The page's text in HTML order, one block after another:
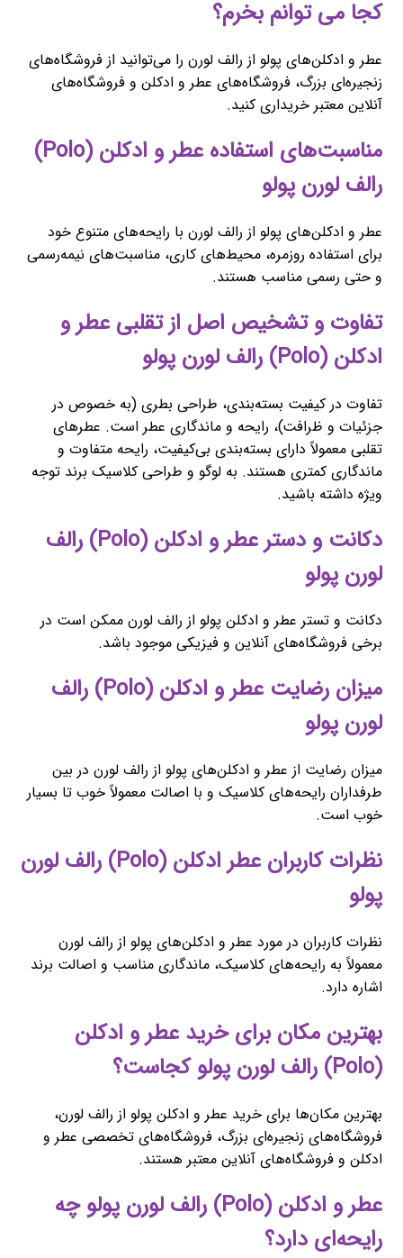
کجا می توانم بخرم؟
عطر و ادکلن‌های پولو از رالف لورن را می‌توانید از فروشگاه‌های
زنجیره‌ای بزرگ، فروشگاه‌های عطر و ادکلن و فروشگاه‌های
آنلاین معتبر خریداری کنید.
مناسبت‌های استفاده عطر و ادکلن (Polo)
رالف لورن پولو
عطر و ادکلن‌های پولو از رالف لورن با رایحه‌های متنوع خود
برای استفاده روزمره، محیط‌های کاری، مناسبت‌های نیمه‌رسمی
و حتی رسمی مناسب هستند.
تفاوت و تشخیص اصل از تقلبی عطر و
ادکلن (Polo) رالف لورن پولو
تفاوت در کیفیت بسته‌بندی، طراحی بطری (به خصوص در
جزئیات و ظرافت)، رایحه و ماندگاری عطر است. عطرهای
تقلبی معمولاً دارای بسته‌بندی بی‌کیفیت، رایحه متفاوت و
ماندگاری کمتری هستند. به لوگو و طراحی کلاسیک برند توجه
ویژه داشته باشید.
دکانت و دستر عطر و ادکلن (Polo) رالف
لورن پولو
دکانت و تستر عطر و ادکلن پولو از رالف لورن ممکن است در
برخی فروشگاه‌های آنلاین و فیزیکی موجود باشد.
میزان رضایت عطر و ادکلن (Polo) رالف
لورن پولو
میزان رضایت از عطر و ادکلن‌های پولو از رالف لورن در بین
طرفداران رایحه‌های کلاسیک و با اصالت معمولاً خوب تا بسیار
خوب است.
نظرات کاربران عطر ادکلن (Polo) رالف لورن
پولو
نظرات کاربران در مورد عطر و ادکلن‌های پولو از رالف لورن
معمولاً به رایحه‌های کلاسیک، ماندگاری مناسب و اصالت برند
اشاره دارد.
بهترین مکان برای خرید عطر و ادکلن
(Polo) رالف لورن پولو کجاست؟
بهترین مکان‌ها برای خرید عطر و ادکلن پولو از رالف لورن،
فروشگاه‌های زنجیره‌ای بزرگ، فروشگاه‌های تخصصی عطر و
ادکلن و فروشگاه‌های آنلاین معتبر هستند.
عطر و ادکلن (Polo) رالف لورن پولو چه
رایحه‌ای دارد؟